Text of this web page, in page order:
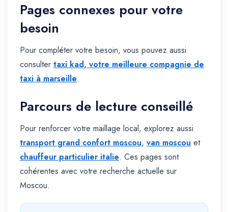
Pages connexes pour votre
besoin
Pour compléter votre besoin, vous pouvez aussi
consulter taxi kad, votre meilleure compagnie de
taxi à marseille.
Parcours de lecture conseillé
Pour renforcer votre maillage local, explorez aussi
transport grand confort moscou, van moscou et
chauffeur particulier italie. Ces pages sont
cohérentes avec votre recherche actuelle sur
Moscou.